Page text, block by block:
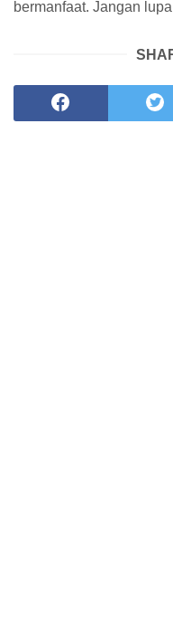
bermanfaat. Jangan